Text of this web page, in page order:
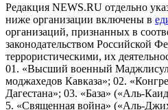
Редакция NEWS.RU отдельно
ниже организации включены в
организаций, признанных в
законодательством Российской
террористическими, их
01. «Высший военный
моджахедов Кавказа»; 02.
Дагестана»; 03. «База» («Аль-
5. «Священная война» («Аль-